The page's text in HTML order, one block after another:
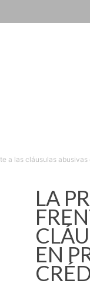
a las cláusulas abusivas
LA
EN